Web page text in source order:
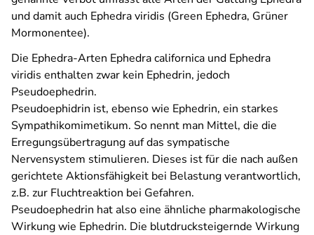
und damit auch Ephedra viridis (Green Ephedra, Grüner
Mormonentee).
Die Ephedra-Arten Ephedra californica und Ephedra
viridis enthalten zwar kein Ephedrin, jedoch
Pseudoephedrin.
Pseudoephidrin ist, ebenso wie Ephedrin, ein starkes
Sympathikomimetikum. So nennt man Mittel, die die
Erregungsübertragung auf das sympatische
Nervensystem stimulieren. Dieses ist für die nach außen
gerichtete Aktionsfähigkeit bei Belastung verantwortlich,
z.B. zur Fluchtreaktion bei Gefahren.
Pseudoephedrin hat also eine ähnliche pharmakologische
Wirkung wie Ephedrin. Die blutdrucksteigernde Wirkung